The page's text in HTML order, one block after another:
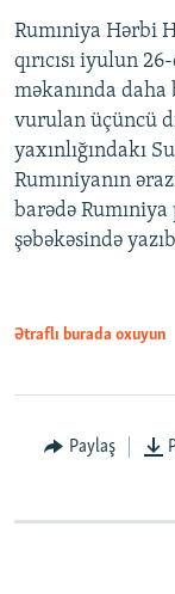
Rumıniya Hərbi
qırıcısı iyulun
məkanında
vurulan üçüncü
yaxınlığındakı
Rumıniyanın
barədə
şəbəkəsində
Ətraflı burada oxuyun
Paylaş